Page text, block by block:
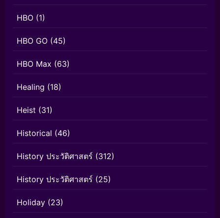
HBO (1)
HBO GO (45)
HBO Max (63)
Healing (18)
Heist (31)
Historical (46)
History ประวัติศาสตร์ (312)
History ประวัติศาสตร์ (25)
Holiday (23)